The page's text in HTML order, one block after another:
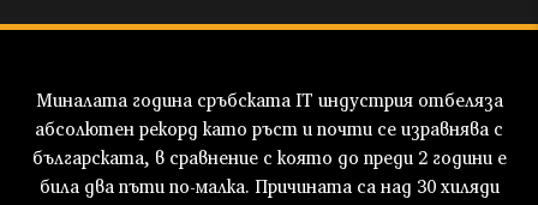
Миналата година сръбската IT индустрия отбеляза
абсолютен рекорд като ръст и почти се изравнява с
българската, в сравнение с която до преди 2 години е
била два пъти по-малка. Причината са над 30 хиляди